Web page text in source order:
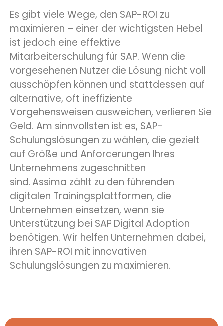
Es gibt viele Wege, den SAP-ROI zu
maximieren – einer der wichtigsten Hebel
ist jedoch eine effektive
Mitarbeiterschulung für SAP. Wenn die
vorgesehenen Nutzer die Lösung nicht voll
ausschöpfen können und stattdessen auf
alternative, oft ineffiziente
Vorgehensweisen ausweichen, verlieren Sie
Geld. Am sinnvollsten ist es, SAP-
Schulungslösungen zu wählen, die gezielt
auf Größe und Anforderungen Ihres
Unternehmens zugeschnitten
sind.Assima zählt zu den führenden
digitalen Trainingsplattformen, die
Unternehmen einsetzen, wenn sie
Unterstützung bei SAP Digital Adoption
benötigen. Wir helfen Unternehmen dabei,
ihren SAP-ROI mit innovativen
Schulungslösungen zu maximieren.